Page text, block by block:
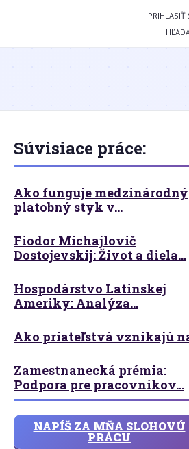
PRIHLÁSIŤ
Súvisiace práce:
Ako funguje medzinárodný
platobný styk v...
Fiodor Michajlovič
Dostojevskij: Život a diela...
Hospodárstvo Latinskej
Ameriky: Analýza...
Ako priateľstvá vznikajú
Zamestnanecká prémia:
Podpora pre pracovníkov...
NAPÍŠ ZA MŇA SLOHOVÚ
PRÁCU